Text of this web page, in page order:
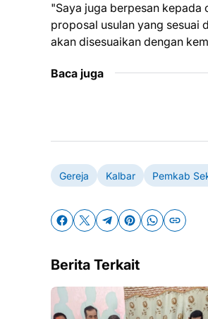
"Saya juga berpesan kepada
proposal usulan yang sesuai
akan disesuaikan dengan
Baca juga
Gereja Kalbar Pemkab
Berita Terkait